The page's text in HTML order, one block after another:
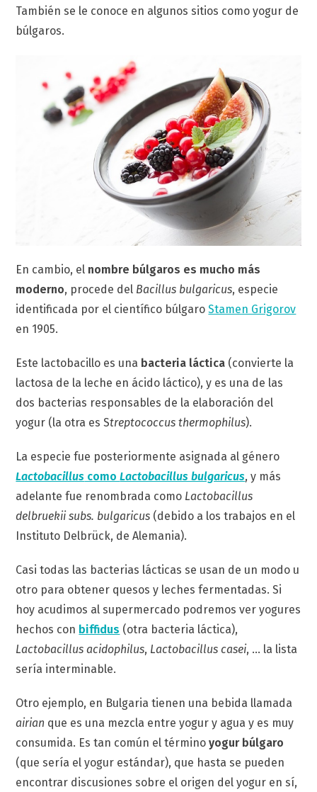
También se le conoce en algunos sitios como yogur de
búlgaros.
En cambio, el nombre búlgaros es mucho más
moderno, procede del Bacillus bulgaricus, especie
identificada por el científico búlgaroStamen Grigorov
en 1905.
Este lactobacillo es una bacteria láctica (convierte la
lactosa de la leche en ácido láctico), y es una de las
dos bacterias responsables de la elaboración del
yogur (la otra es Streptococcus thermophilus).
La especie fue posteriormente asignada al género
Lactobacillus comoLactobacillus bulgaricus, y más
adelante fue renombrada como Lactobacillus
delbruekii subs. bulgaricus (debido a los trabajos en el
Instituto Delbrück, de Alemania).
Casi todas las bacterias lácticas se usan de un modo u
otro para obtener quesos y leches fermentadas. Si
hoy acudimos al supermercado podremos ver yogures
hechos con biffidus (otra bacteria láctica),
Lactobacillus acidophilus, Lactobacillus casei, … la lista
sería interminable.
Otro ejemplo, en Bulgaria tienen una bebida llamada
airian que es una mezcla entre yogur y agua y es muy
consumida. Es tan común el términoyogur búlgaro
(que sería el yogur estándar), que hasta se pueden
encontrar discusiones sobre el origen del yogur en sí,